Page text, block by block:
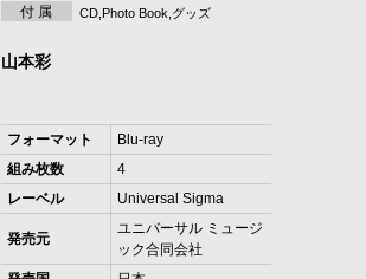
付 属 CD,Photo Book,グッズ
山本彩
フォーマット
Blu-ray
組み枚数
4
レーベル
Universal Sigma
発売元
ユニバーサル ミュージ
ック合同会社